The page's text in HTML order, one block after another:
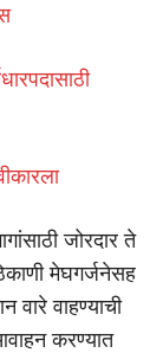
जोरदार ते
मेघगर्जनेसह
वाहण्याची
करण्यात